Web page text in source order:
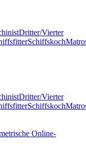
Dritter/Vierter
Schiffskoch
Dritter/Vierter
Schiffskoch
Online-